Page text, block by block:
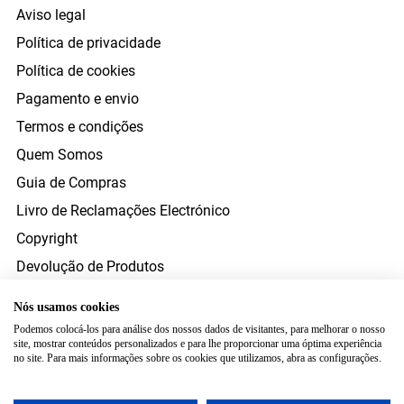
Aviso legal
Política de privacidade
Política de cookies
Pagamento e envio
Termos e condições
Quem Somos
Guia de Compras
Livro de Reclamações Electrónico
Copyright
Devolução de Produtos
Resolução Alternativa Litígios Consumo
FORMAS DE PAGAMENTO
Nós usamos cookies
Podemos colocá-los para análise dos nossos dados de visitantes, para melhorar o nosso
site, mostrar conteúdos personalizados e para lhe proporcionar uma óptima experiência
no site. Para mais informações sobre os cookies que utilizamos, abra as configurações.